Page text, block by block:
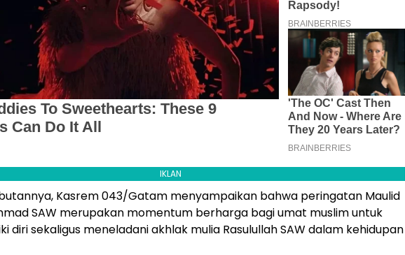
IKLAN
Kasrem 043/Gatam menyampaikan bahwa peringatan Maulid
SAW merupakan momentum berharga bagi umat muslim untuk
diri sekaligus meneladani akhlak mulia Rasulullah SAW dalam kehidupan